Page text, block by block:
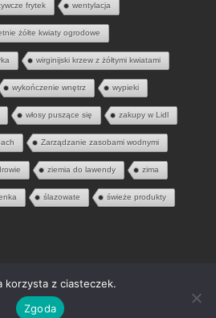
frytek wentylacja
żółte kwiaty ogrodowe
wirginijski krzew z żółtymi kwiatami
wykończenie wnętrz wypieki
włosy puszące się zakupy w Lidl
Zarządzanie zasobami wodnymi
ziemia do lawendy zima
ślazowate świeże produkty
Wszelkie prawa zastrzeżone.
korzysta z ciasteczek.
Zgoda